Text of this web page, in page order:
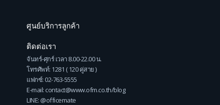
ศูนย์บริการลูกค้า
ติดต่อเรา
จันทร์-ศุกร์ เวลา 8.00-22.00 น.
โทรศัพท์: 1281 ( 120 คู่สาย )
แฟกซ์: 02-763-5555
E-mail: contact@www.ofm.co.th/blog
LINE: @officemate